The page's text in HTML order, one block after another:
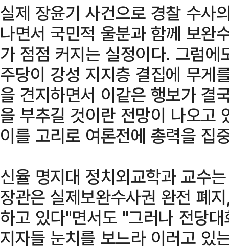
실제 장윤기 사건으로 경찰 수사
나면서 국민적 울분과 함께 보완
가 점점 커지는 실정이다. 그럼
주당이 강성 지지층 결집에 무게
을 견지하면서 이같은 행보가 결
을 부추길 것이란 전망이 나오고
이를 고리로 여론전에 총력을 집
신율 명지대 정치외교학과 교수
장관은 실제보완수사권 완전 폐
하고 있다"면서도 "그러나 전당
지자들 눈치를 보느라 이러고 있